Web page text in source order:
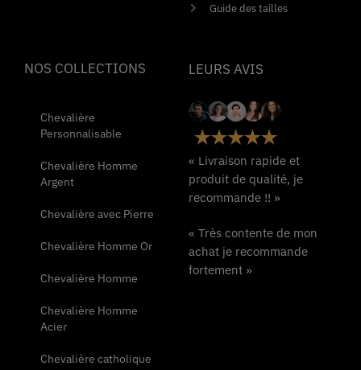
Guide des tailles
NOS COLLECTIONS
Chevalière
Personnalisable
Chevalière Homme
Argent
Chevalière avec Pierre
Chevalière Homme Or
Chevalière Homme
Chevalière Homme
Acier
Chevalière catholique
LEURS AVIS
« Livraison rapide et
produit de qualité, je
recommande !! »
« Très contente de mon
achat je recommande
fortement »